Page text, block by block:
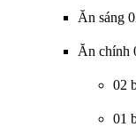
Ăn sáng
Ăn chính
02
01